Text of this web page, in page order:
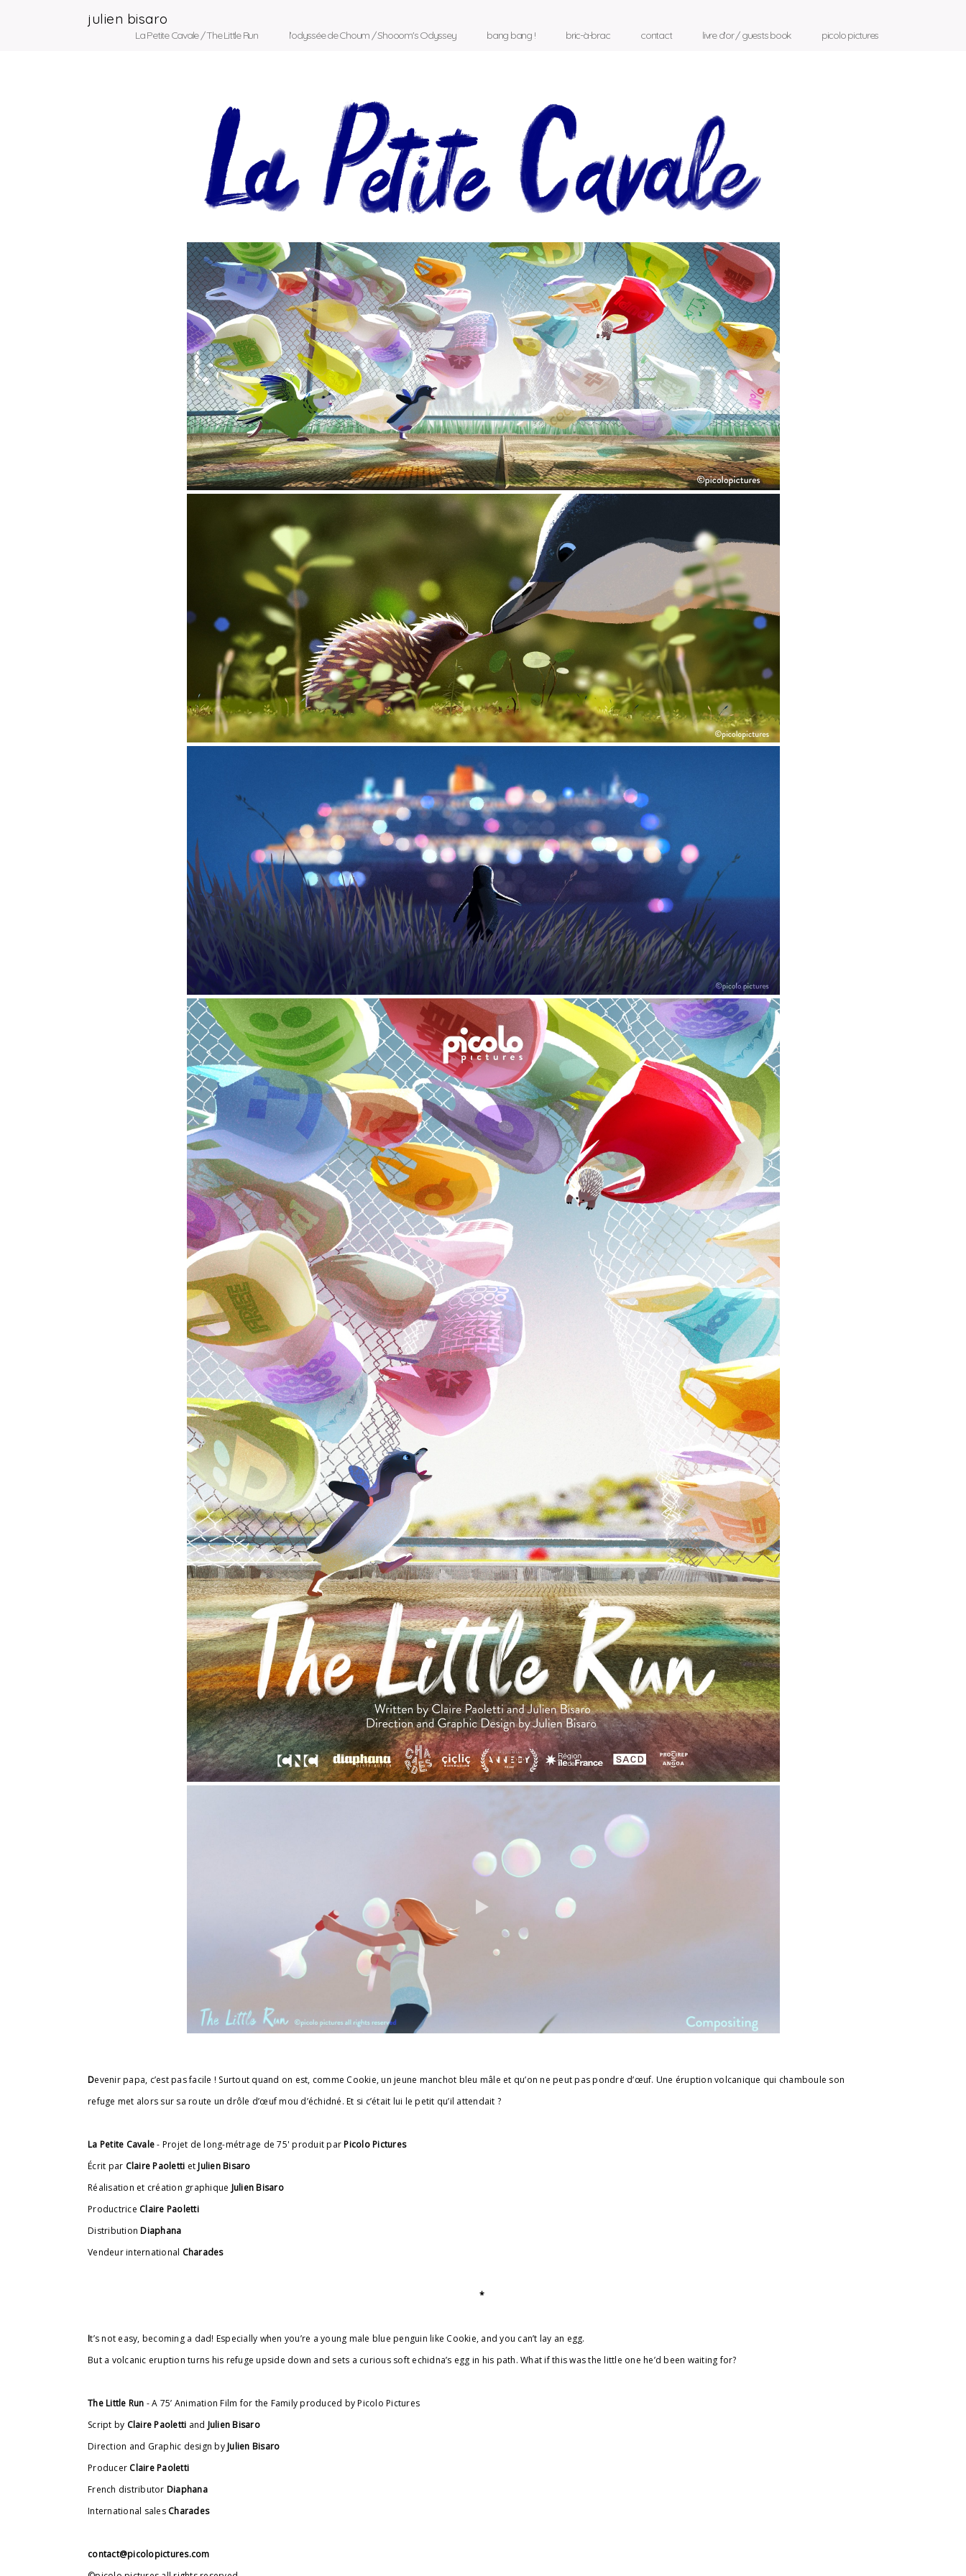
julien bisaro
La Petite Cavale / The Little Run l'odyssée de Choum / Shooom's Odyssey bang bang ! bric-à-brac contact livre d'or / guests book picolo pictures
Devenir papa, c’est pas facile ! Surtout quand on est, comme Cookie, un jeune manchot bleu mâle et qu’on ne peut pas pondre d’œuf. Une éruption volcanique qui chamboule son
refuge met alors sur sa route un drôle d’œuf mou d’échidné. Et si c’était lui le petit qu’il attendait ?
La Petite Cavale- Projet de long-métrage de 75' produit parPicolo Pictures
Écrit par Claire Paoletti etJulien Bisaro
Réalisation et création graphique Julien Bisaro
Productrice Claire Paoletti
DistributionDiaphana
Vendeur international Charades
*
It’s not easy, becoming a dad! Especially when you’re a young male blue penguin like Cookie, and you can’t lay an egg.
But a volcanic eruption turns his refuge upside down and sets a curious soft echidna’s egg in his path. What if this was the little one he’d been waiting for?
The Little Run - A 75’ Animation Film for the Family produced by Picolo Pictures
Script by Claire Paoletti and Julien Bisaro
Direction and Graphic design byJulien Bisaro
Producer Claire Paoletti
French distributor Diaphana
International sales Charades
contact@picolopictures.com